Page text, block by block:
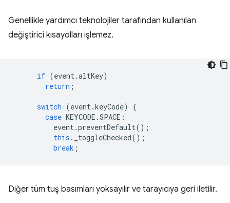
Genellikle yardımcı teknolojiler tarafından kullanılan
değiştirici kısayolları işlemez.
if (event.altKey)
return ;
switch (event.keyCode)
{
case KEYCODE .SPACE :
event.preventDefault();
this . _toggleChecked();
break ;
Diğer tüm tuş basımları yoksayılır ve tarayıcıya geri iletilir.